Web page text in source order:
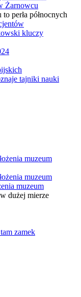
Żarnowcu
perła północnych
kluczy
tajniki nauki
muzeum
dużej mierze
zamek